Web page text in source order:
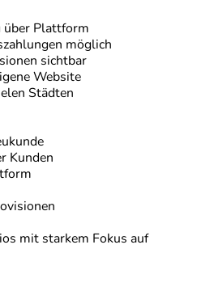
über Plattform
möglich
sichtbar
Website
Städten
Kunden
mit starkem Fokus auf